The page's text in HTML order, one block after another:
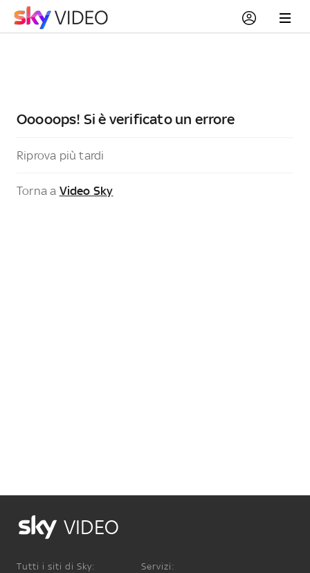
Ooooops! Si è verificato un errore
Riprova più tardi
Torna a Video Sky
VIDEO
Tutti i siti di Sky: Servizi: